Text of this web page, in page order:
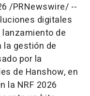
/PRNewswire/ --
digitales
de
la gestión de
por la
de Hanshow, en
la NRF 2026